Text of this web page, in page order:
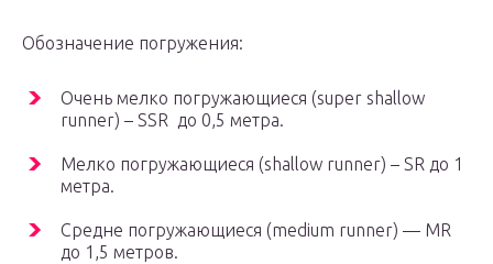
Обозначение погружения:
Очень мелко погружающиеся (super shallow
runner) – SSR до 0,5 метра.
Мелко погружающиеся (shallow runner) – SR до 1
метра.
Средне погружающиеся (medium runner) — MR
до 1,5 метров.